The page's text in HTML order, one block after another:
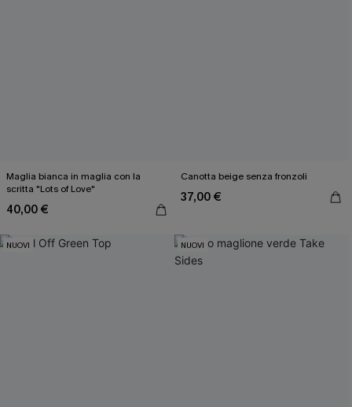
Maglia bianca in maglia con la
scritta "Lots of Love"
40,00 €
Canotta beige senza fronzoli
37,00 €
NUOVI NUOVI